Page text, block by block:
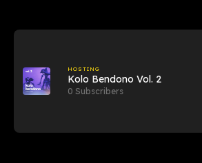
HOSTING
Kolo Bendono Vol. 2
0 Subscribers